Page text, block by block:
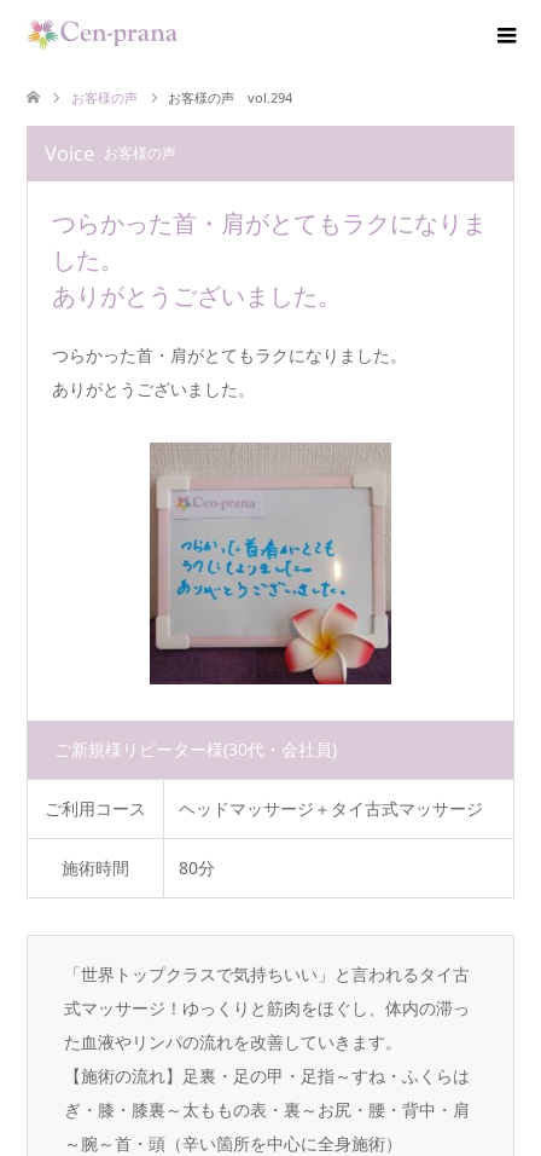
お客様の声 お客様の声 vol.294
Voice お客様の声
つらかった首・肩がとてもラクになりま
した。
ありがとうございました。
つらかった首・肩がとてもラクになりました。
ありがとうございました。
ご新規様リピーター様(30代・会社員)
ご利用コース ヘッドマッサージ＋タイ古式マッサージ
施術時間 80分
「世界トップクラスで気持ちいい」と言われるタイ古
式マッサージ！ゆっくりと筋肉をほぐし、体内の滞っ
た血液やリンパの流れを改善していきます。
【施術の流れ】足裏・足の甲・足指～すね・ふくらは
ぎ・膝・膝裏～太ももの表・裏～お尻・腰・背中・肩
～腕～首・頭（辛い箇所を中心に全身施術）